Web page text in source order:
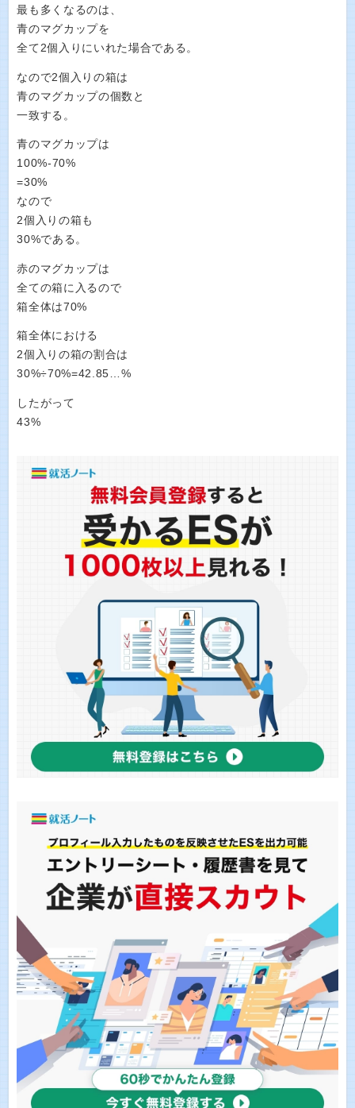
最も多くなるのは、
青のマグカップを
全て2個入りにいれた場合である。
なので2個入りの箱は
青のマグカップの個数と
一致する。
青のマグカップは
100%-70%
=30%
なので
2個入りの箱も
30%である。
赤のマグカップは
全ての箱に入るので
箱全体は70%
箱全体における
2個入りの箱の割合は
30%÷70%=42.85…%
したがって
43%